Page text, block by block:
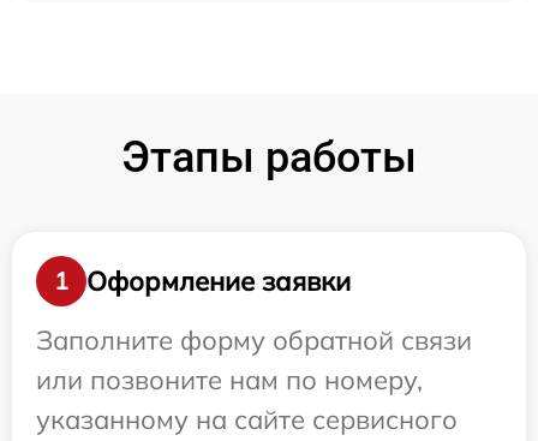
Этапы работы
1
Оформление заявки
Заполните форму обратной связи
или позвоните нам по номеру,
указанному на сайте сервисного